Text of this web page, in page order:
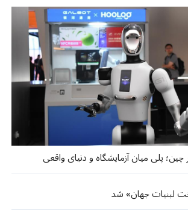
پلی میان آزمایشگاه و دنیای واقعی
لبنیات جهان» شد